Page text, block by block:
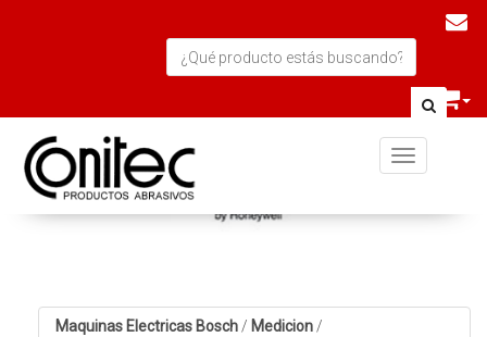
Toggle
Maquinas Electricas Bosch / Medicion /